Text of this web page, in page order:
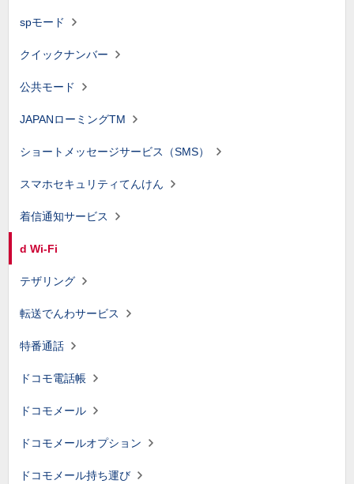
spモード
クイックナンバー
公共モード
JAPANローミングTM
ショートメッセージサービス（SMS）
スマホセキュリティてんけん
着信通知サービス
d Wi-Fi
テザリング
転送でんわサービス
特番通話
ドコモ電話帳
ドコモメール
ドコモメールオプション
ドコモメール持ち運び